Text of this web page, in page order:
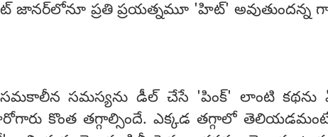
జానర్‌లోనూ ప్రతి ప్రయత్నమూ 'హిట్' అవుతుందన్న
సమస్యను డీల్ చేసే 'పింక్' లాంటి కథను
హీరోగారు కొంత తగ్గాల్సిందే. ఎక్కడ తగ్గాలో